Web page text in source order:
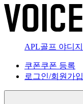
APL골프 야디지
쿠폰쿠폰 등록
로그인/회원가입